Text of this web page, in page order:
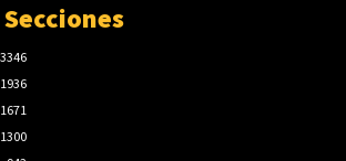
Secciones
3346
1936
1671
1300